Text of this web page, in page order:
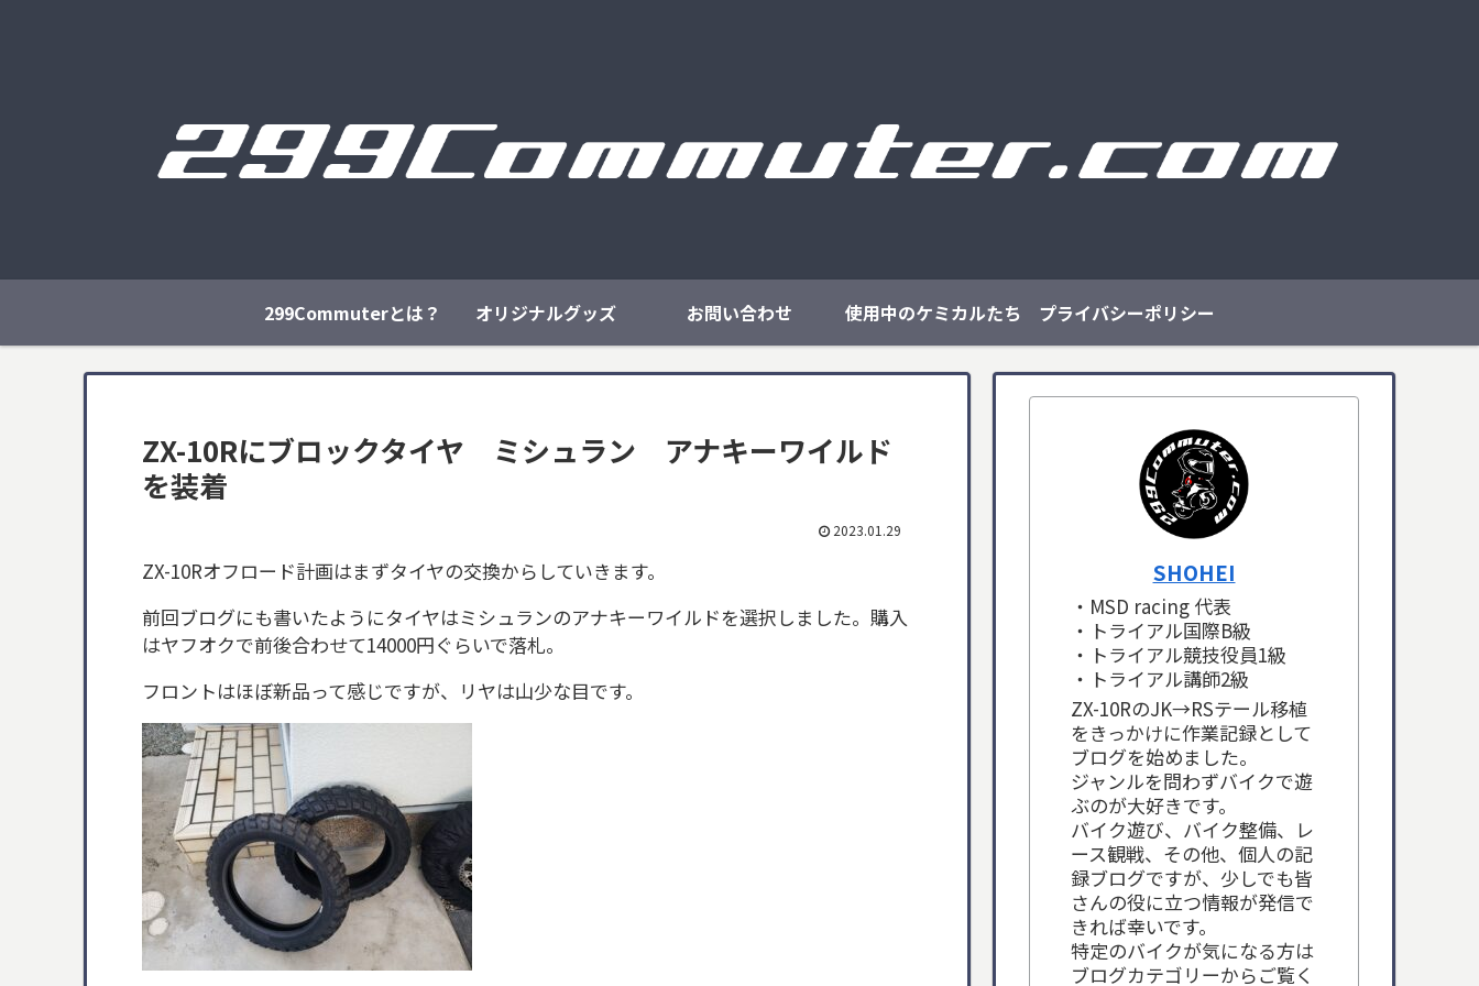
299Commuterとは？ オリジナルグッズ お問い合わせ 使用中のケミカルたち プライバシーポリシー
ZX-10Rにブロックタイヤ ミシュラン アナキーワイルド
を装着
2023.01.29
ZX-10Rオフロード計画はまずタイヤの交換からしていきます。
前回ブログにも書いたようにタイヤはミシュランのアナキーワイルドを選択しました。購入
はヤフオクで前後合わせて14000円ぐらいで落札。
フロントはほぼ新品って感じですが、リヤは山少な目です。
SHOHEI
・MSD racing 代表
・トライアル国際B級
・トライアル競技役員1級
・トライアル講師2級
ZX-10RのJK→RSテール移植
をきっかけに作業記録として
ブログを始めました。
ジャンルを問わずバイクで遊
ぶのが大好きです。
バイク遊び、バイク整備、レ
ース観戦、その他、個人の記
録ブログですが、少しでも皆
さんの役に立つ情報が発信で
きれば幸いです。
特定のバイクが気になる方は
ブログカテゴリーからご覧く